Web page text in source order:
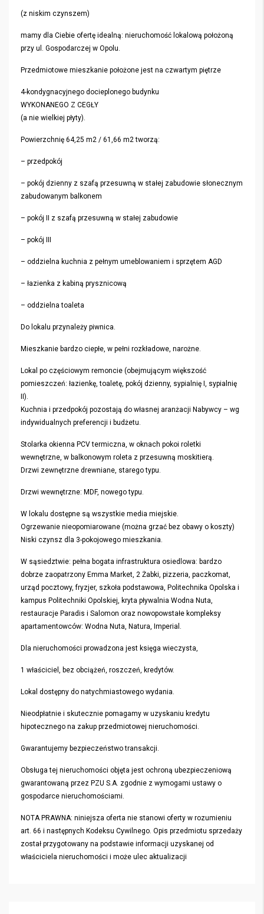
(z niskim czynszem)
mamy dla Ciebie ofertę idealną: nieruchomość lokalową położoną
przy ul. Gospodarczej w Opolu.
Przedmiotowe mieszkanie położone jest na czwartym piętrze
4-kondygnacyjnego docieplonego budynku
WYKONANEGO Z CEGŁY
(a nie wielkiej płyty).
Powierzchnię 64,25 m2 / 61,66 m2 tworzą:
– przedpokój
– pokój dzienny z szafą przesuwną w stałej zabudowie słonecznym
zabudowanym balkonem
– pokój II z szafą przesuwną w stałej zabudowie
– pokój III
– oddzielna kuchnia z pełnym umeblowaniem i sprzętem AGD
– łazienka z kabiną prysznicową
– oddzielna toaleta
Do lokalu przynależy piwnica.
Mieszkanie bardzo ciepłe, w pełni rozkładowe, narożne.
Lokal po częściowym remoncie (obejmującym większość
pomieszczeń: łazienkę, toaletę, pokój dzienny, sypialnię I, sypialnię
II).
Kuchnia i przedpokój pozostają do własnej aranżacji Nabywcy – wg
indywidualnych preferencji i budżetu.
Stolarka okienna PCV termiczna, w oknach pokoi roletki
wewnętrzne, w balkonowym roleta z przesuwną moskitierą.
Drzwi zewnętrzne drewniane, starego typu.
Drzwi wewnętrzne: MDF, nowego typu.
W lokalu dostępne są wszystkie media miejskie.
Ogrzewanie nieopomiarowane (można grzać bez obawy o koszty)
Niski czynsz dla 3-pokojowego mieszkania.
W sąsiedztwie: pełna bogata infrastruktura osiedlowa: bardzo
dobrze zaopatrzony Emma Market, 2 Żabki, pizzeria, paczkomat,
urząd pocztowy, fryzjer, szkoła podstawowa, Politechnika Opolska i
kampus Politechniki Opolskiej, kryta pływalnia Wodna Nuta,
restauracje Paradis i Salomon oraz nowopowstałe kompleksy
apartamentowców: Wodna Nuta, Natura, Imperial.
Dla nieruchomości prowadzona jest księga wieczysta,
1 właściciel, bez obciążeń, roszczeń, kredytów.
Lokal dostępny do natychmiastowego wydania.
Nieodpłatnie i skutecznie pomagamy w uzyskaniu kredytu
hipotecznego na zakup przedmiotowej nieruchomości.
Gwarantujemy bezpieczeństwo transakcji.
Obsługa tej nieruchomości objęta jest ochroną ubezpieczeniową
gwarantowaną przez PZU S.A. zgodnie z wymogami ustawy o
gospodarce nieruchomościami.
NOTA PRAWNA: niniejsza oferta nie stanowi oferty w rozumieniu
art. 66 i następnych Kodeksu Cywilnego. Opis przedmiotu sprzedaży
został przygotowany na podstawie informacji uzyskanej od
właściciela nieruchomości i może ulec aktualizacji